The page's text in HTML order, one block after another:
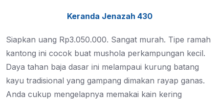
Keranda Jenazah 430
Siapkan uang Rp3.050.000. Sangat murah. Tipe ramah
kantong ini cocok buat mushola perkampungan kecil.
Daya tahan baja dasar ini melampaui kurung batang
kayu tradisional yang gampang dimakan rayap ganas.
Anda cukup mengelapnya memakai kain kering